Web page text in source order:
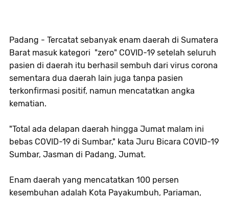
Padang - Tercatat sebanyak enam daerah di Sumatera
Barat masuk kategori "zero" COVID-19 setelah seluruh
pasien di daerah itu berhasil sembuh dari virus corona
sementara dua daerah lain juga tanpa pasien
terkonfirmasi positif, namun mencatatkan angka
kematian.
"Total ada delapan daerah hingga Jumat malam ini
bebas COVID-19 di Sumbar," kata Juru Bicara COVID-19
Sumbar, Jasman di Padang, Jumat.
Enam daerah yang mencatatkan 100 persen
kesembuhan adalah Kota Payakumbuh, Pariaman,